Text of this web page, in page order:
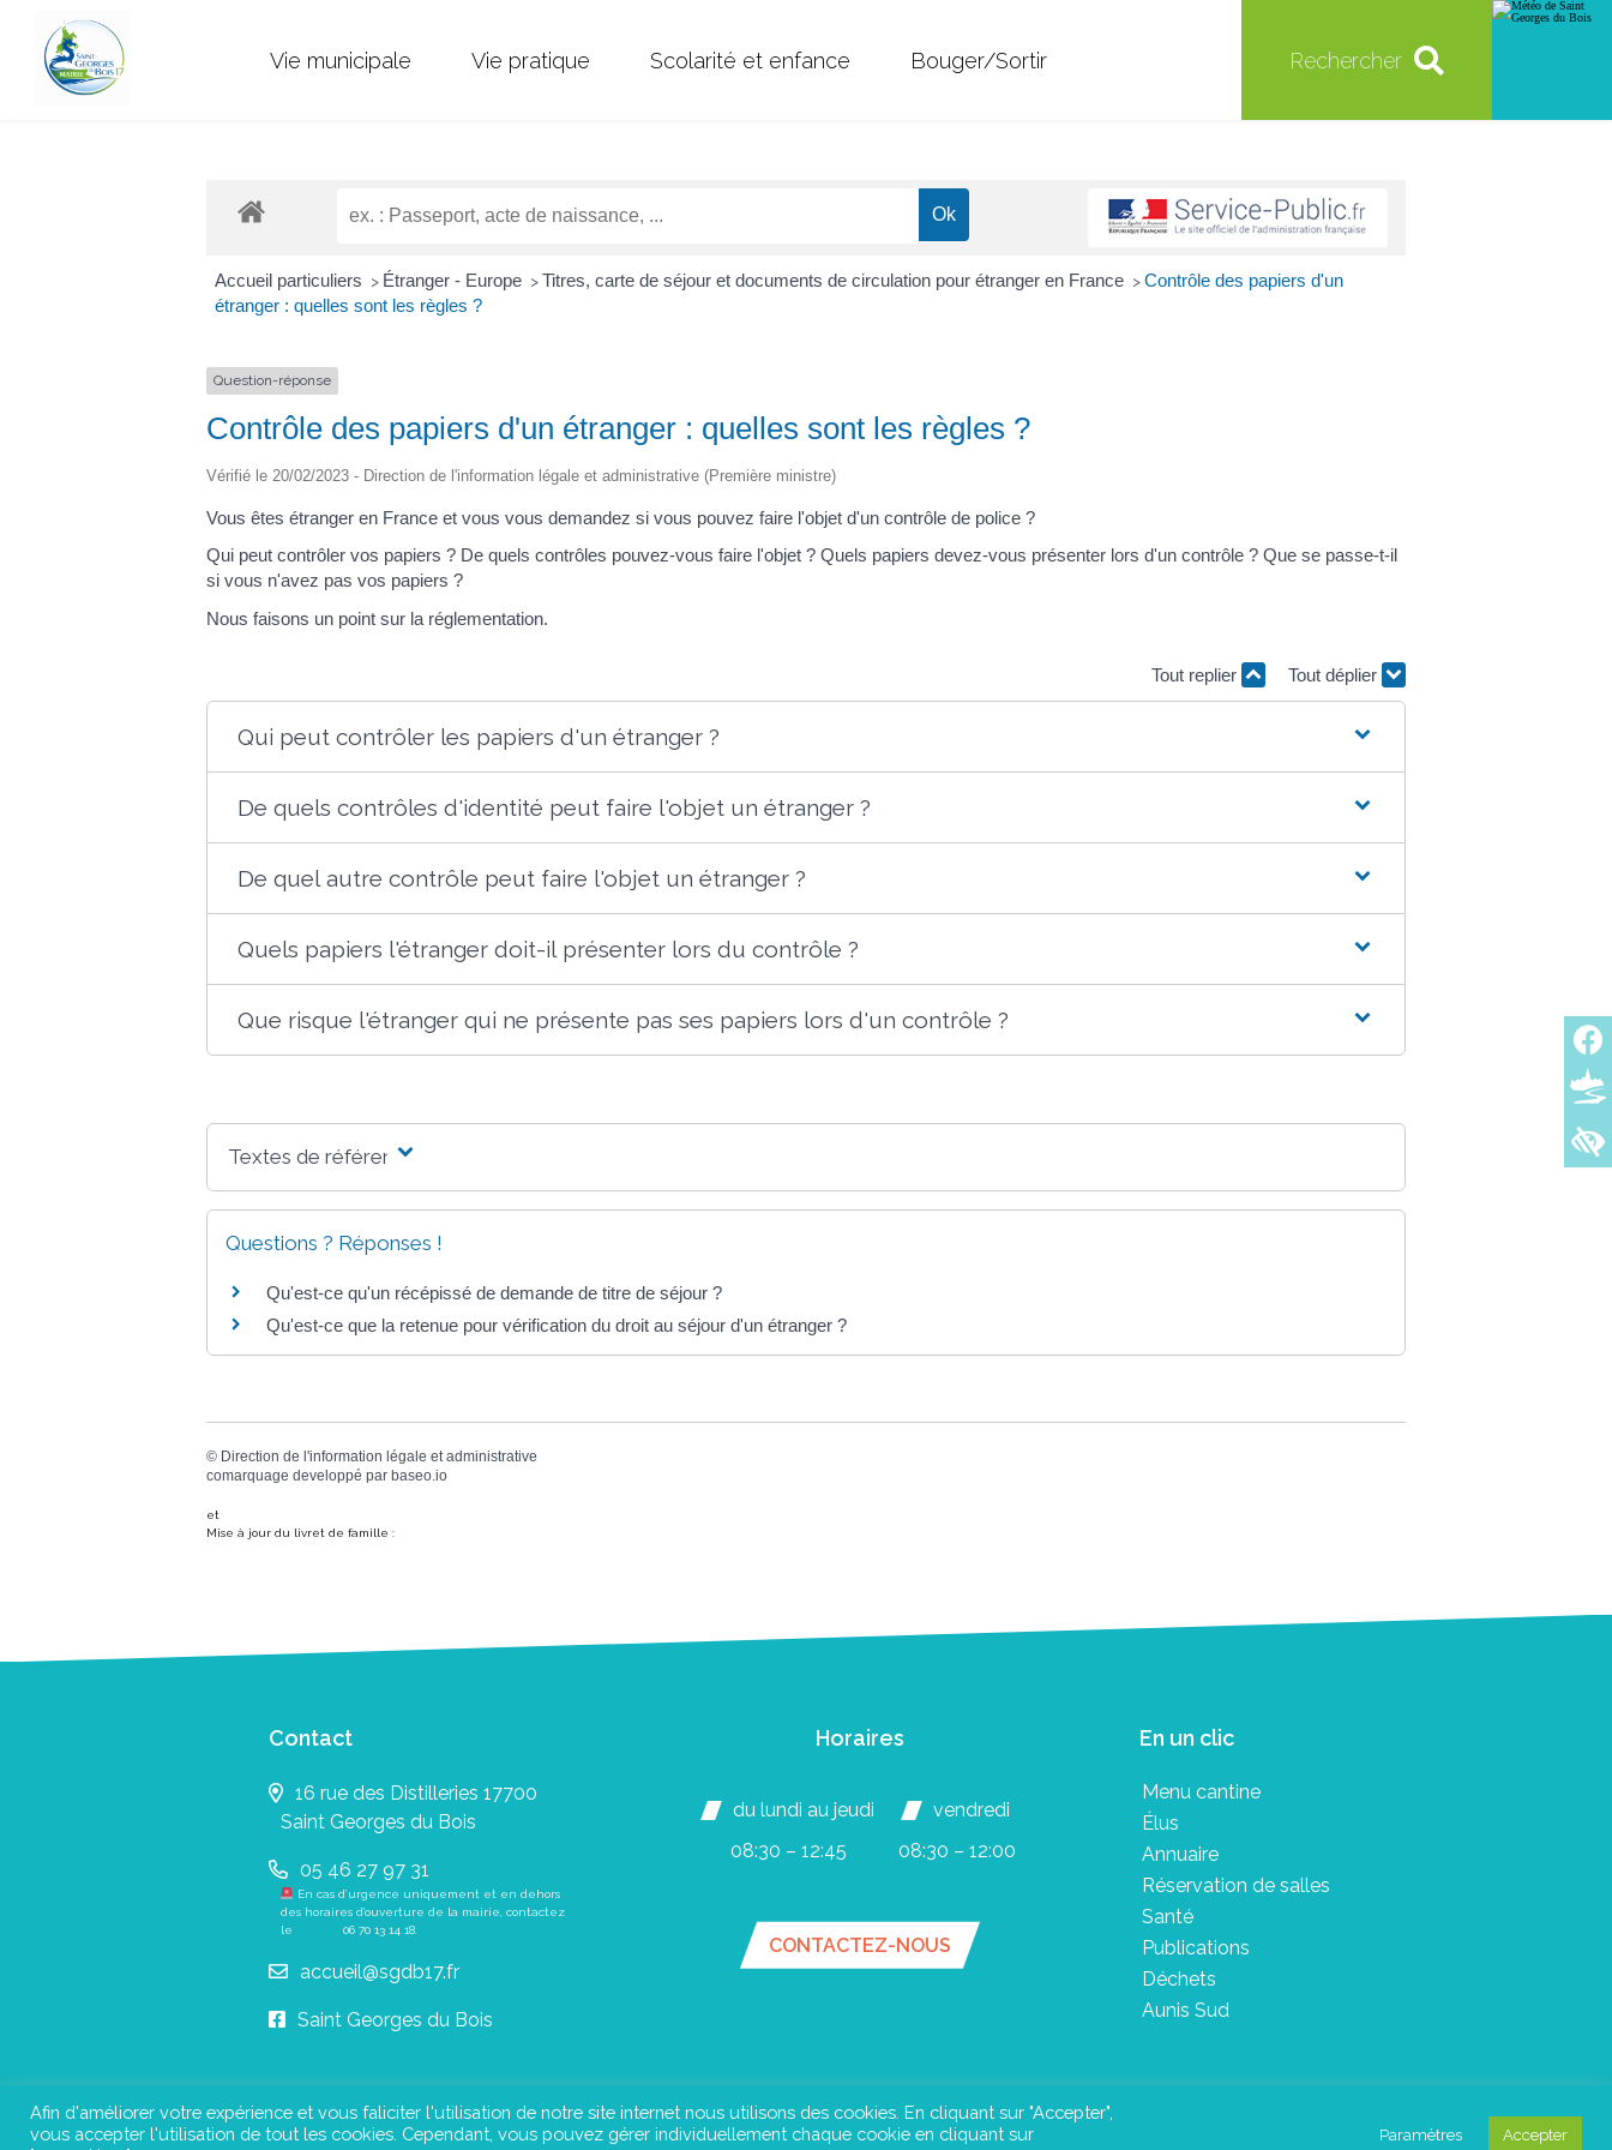
Vie municipale Vie pratique Scolarité et enfance Bouger/Sortir Rechercher
Accueil particuliers > Étranger - Europe > Titres, carte de séjour et documents de circulation pour étranger en France > Contrôle des papiers d'un
étranger : quelles sont les règles ?
Question-réponse
Contrôle des papiers d'un étranger : quelles sont les règles ?
Vérifié le 20/02/2023 - Direction de l'information légale et administrative (Première ministre)
Vous êtes étranger en France et vous vous demandez si vous pouvez faire l'objet d'un contrôle de police ?
Qui peut contrôler vos papiers ? De quels contrôles pouvez-vous faire l'objet ? Quels papiers devez-vous présenter lors d'un contrôle ? Que se passe-t-il
si vous n'avez pas vos papiers ?
Nous faisons un point sur la réglementation.
Tout replier Tout déplier
Qui peut contrôler les papiers d'un étranger ?
De quels contrôles d'identité peut faire l'objet un étranger ?
De quel autre contrôle peut faire l'objet un étranger ?
Quels papiers l'étranger doit-il présenter lors du contrôle ?
Que risque l'étranger qui ne présente pas ses papiers lors d'un contrôle ?
Textes de référence
Questions ? Réponses !
Qu'est-ce qu'un récépissé de demande de titre de séjour ?
Qu'est-ce que la retenue pour vérification du droit au séjour d'un étranger ?
© Direction de l'information légale et administrative
comarquage developpé par baseo.io
et
Mise à jour du livret de famille :
Contact
16 rue des Distilleries 17700
Saint Georges du Bois
05 46 27 97 31
En cas d’urgence uniquement et en dehors
des horaires d’ouverture de la mairie, contactez
le 06 70 13 14 18.
accueil@sgdb17.fr
Saint Georges du Bois
Horaires
du lundi au jeudi
08:30 – 12:45
vendredi
08:30 – 12:00
CONTACTEZ-NOUS
En un clic
Menu cantine
Élus
Annuaire
Réservation de salles
Santé
Publications
Déchets
Aunis Sud
Afin d'améliorer votre expérience et vous faliciter l'utilisation de notre site internet nous utilisons des cookies. En cliquant sur "Accepter",
vous accepter l'utilisation de tout les cookies. Cependant, vous pouvez gérer individuellement chaque cookie en cliquant sur
Paramètres Accepter